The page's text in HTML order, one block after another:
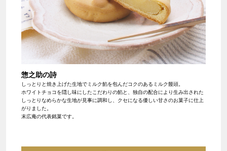
惣之助の詩
しっとりと焼き上げた生地でミルク餡を包んだコクのあるミルク饅頭。
ホワイトチョコを隠し味にしたこだわりの餡と、独自の配合により生み出された
しっとりなめらかな生地が見事に調和し、クセになる優しい甘さのお菓子に仕上
がりました。
末広庵の代表銘菓です。